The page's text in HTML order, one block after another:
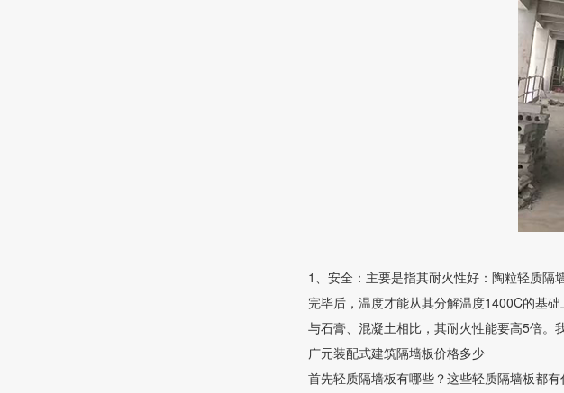
1、安全：主要是指其耐火性好：陶粒轻质
完毕后，温度才能从其分解温度1400C的基
与石膏、混凝土相比，其耐火性能要高5倍。
广元装配式建筑隔墙板价格多少
首先轻质隔墙板有哪些？这些轻质隔墙板都